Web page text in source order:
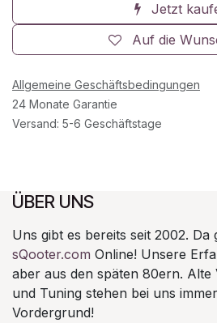
Jetzt
Auf die
Allgemeine Geschäftsbedingungen
24 Monate Garantie
Versand: 5-6 Geschäftstage
ÜBER UNS
Uns gibt es bereits seit 2002. Da
sQooter.com Online! Unsere
aber aus den späten 80ern. Alte
und Tuning stehen bei uns
Vordergrund!